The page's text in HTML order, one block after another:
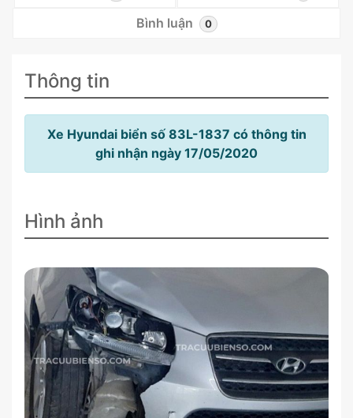
Bình luận 0
Thông tin
Xe Hyundai biển số 83L-1837 có thông tin
ghi nhận ngày 17/05/2020
Hình ảnh